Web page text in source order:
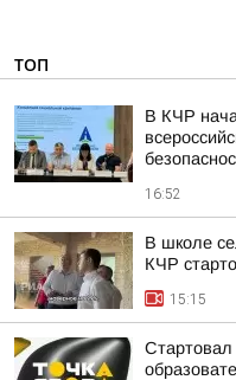
ТОП
В КЧР
16:52
В школе
КЧР
15:15
Стартовал